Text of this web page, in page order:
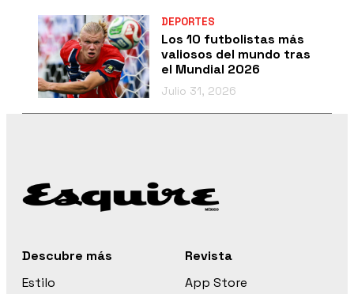
DEPORTES
Los 10 futbolistas más
valiosos del mundo tras
el Mundial 2026
Julio 31, 2026
Descubre más
Estilo
Revista
App Store